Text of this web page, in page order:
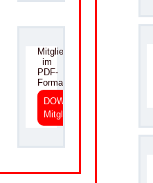
Mitgliedsantrag
im
PDF-
Format
DOWNLOAD
Mitgliedsantrag